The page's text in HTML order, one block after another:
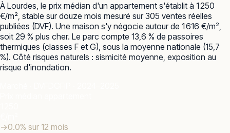
À Lourdes, le prix médian d'un appartement s'établit à 1 250
€/m², stable sur douze mois mesuré sur 305 ventes réelles
publiées (DVF). Une maison s'y négocie autour de 1 616 €/m²,
soit 29 % plus cher. Le parc compte 13,6 % de passoires
thermiques (classes F et G), sous la moyenne nationale (15,7
%). Côté risques naturels : sismicité moyenne, exposition au
risque d'inondation.
→0.0% sur 12 mois